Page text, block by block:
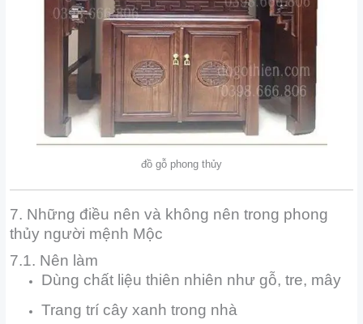
đồ gỗ phong thủy
7. Những điều nên và không nên trong phong
thủy người mệnh Mộc
7.1. Nên làm
Dùng chất liệu thiên nhiên như gỗ, tre, mây
Trang trí cây xanh trong nhà